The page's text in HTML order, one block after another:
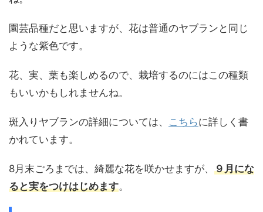
園芸品種だと思いますが、花は普通のヤブランと同じ
ような紫色です。
花、実、葉も楽しめるので、栽培するのにはこの種類
もいいかもしれませんね。
斑入りヤブランの詳細については、 こちらに詳しく書
かれています。
8月末ごろまでは、綺麗な花を咲かせますが、 ９月にな
ると実をつけはじめます。